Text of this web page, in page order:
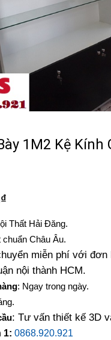
1M2 Kệ Kính
₫
Thất Hải Đăng.
chuẩn Châu Âu.
miễn phí với đơn
nội thành HCM.
: Ngay trong ngày.
: Tư vấn thiết kế 3D
1: 0868.920.921